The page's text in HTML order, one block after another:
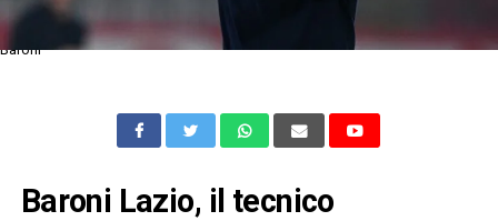
Baroni
Baroni Lazio, il tecnico